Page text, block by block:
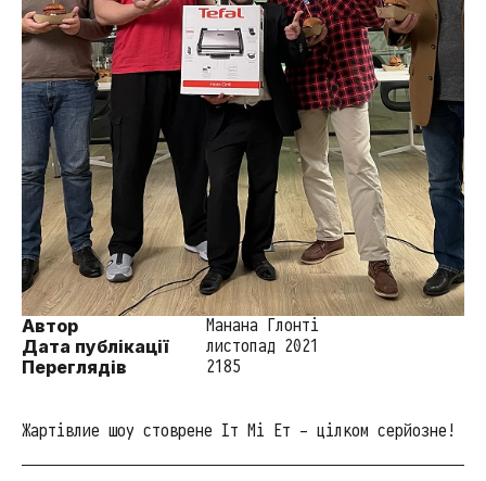
Автор Манана Глонті
Дата публікації листопад 2021
Переглядів 2185
Жартівлие шоу стоврене Іт Мі Ет - цілком серйозне!